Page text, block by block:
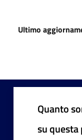
Ultimo
Quanto
su questa